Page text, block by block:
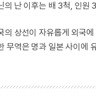
의 난 이후는 배 3척, 인원
의 상선이 자유롭게 외국
무역은 명과 일본 사이에